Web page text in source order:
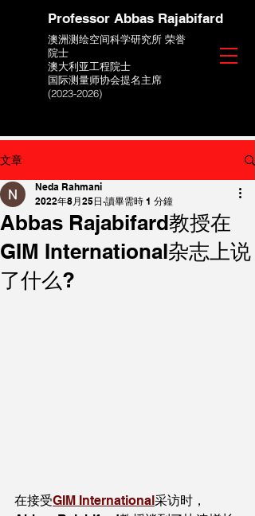
Professor Abbas Rajabifard
澳洲测绘空间科学研究所 荣誉
院士
澳大利亚工程院士
国际测量师协会提名主席
(2023-2026)
文章
Abbas Rajabifard教授在
GIM International杂志上说
了什么?
Neda Rahmani
2022年8月25日 讀畢需時 1 分鐘
在接受GIM International采访时，